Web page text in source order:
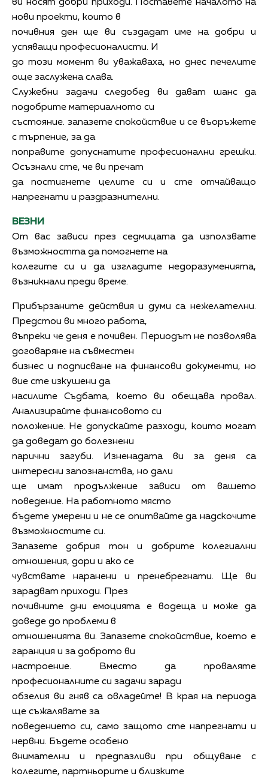
ви носят добри приходи. Поставете началото на
нови проекти, които в
почивния ден ще ви създадат име на добри и
успяващи професионалисти. И
до този момент ви уважаваха, но днес печелите
още заслужена слава.
Служебни задачи следобед ви дават шанс да
подобрите материалното си
състояние. запазете спокойствие и се въоръжете
с търпение, за да
поправите допуснатите професионални грешки.
Осъзнали сте, че ви пречат
да постигнете целите си и сте отчайващо
напрегнати и раздразнителни.
ВЕЗНИ
От вас зависи през седмицата да използвате
възможността да помогнете на
колегите си и да изгладите недоразуменията,
възникнали преди време.
Прибързаните действия и думи са нежелателни.
Предстои ви много работа,
въпреки че деня е почивен. Периодът не позволява
договаряне на съвместен
бизнес и подписване на финансови документи, но
вие сте изкушени да
насилите Съдбата, което ви обещава провал.
Анализирайте финансовото си
положение. Не допускайте разходи, които могат
да доведат до болезнени
парични загуби. Изненадата ви за деня са
интересни запознанства, но дали
ще имат продължение зависи от вашето
поведение. На работното място
бъдете умерени и не се опитвайте да надскочите
възможностите си.
Запазете добрия тон и добрите колегиални
отношения, дори и ако се
чувствате наранени и пренебрегнати. Ще ви
зарадват приходи. През
почивните дни емоцията е водеща и може да
доведе до проблеми в
отношенията ви. Запазете спокойствие, което е
гаранция и за доброто ви
настроение. Вместо да проваляте
професионалните си задачи заради
обзелия ви гняв са овладейте! В края на периода
ще съжалявате за
поведението си, само защото сте напрегнати и
нервни. Бъдете особено
внимателни и предпазливи при общуване с
колегите, партньорите и близките